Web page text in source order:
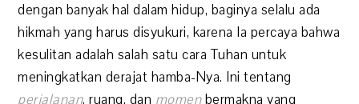
dengan banyak hal dalam hidup, baginya selalu ada
hikmah yang harus disyukuri, karena Ia percaya bahwa
kesulitan adalah salah satu cara Tuhan untuk
meningkatkan derajat hamba-Nya. Ini tentang
perjalanan, ruang, dan momenbermakna yang